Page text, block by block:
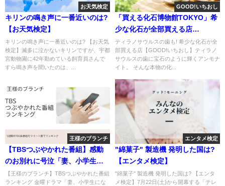
お天気検定
キリンの鳴き声に一番近いのは?
【お天気検定】
キリンの鳴き声に一番近いのは? 【お天気
検定】滅多に泣かないキリンですが、宇都
宮動物園に42年勤めている飼育員さんで
すら鳴き声を聞いたのは、...
GOOD!いちおし
「買える化石博物館TOKYO」希
少な化石が全部買える店
【GOOD!いちおし】
ティラノサウルスの歯も! 希少な化石が全
部買える店【GOOD!いちおし】ティラノ
サウルスの歯に宝石のように輝くアンモナ
イト。 そんな本物の化...
王様のブランチ
【TBSつぶやかれた番組】感動
のお別れに号泣「妻、小学生に
なる。」
【王様のブランチ】TBSつぶやかれた番組
ランキング 金曜ドラマ「妻、小学生にな
エンタメ検定
"綿菓子" 製造機 発明した国は?
【エンタメ検定】
"綿菓子" 製造機 発明した国は? 【エンタ
メ検定】7月22日(土)から開幕する「テレ